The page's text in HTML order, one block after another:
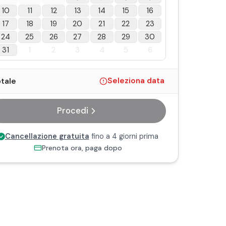
10
11 12 13 14 15
16
17
18 19 20 21 22
23
24
25 26 27 28 29
30
31
1 2 3 4 5 6
Seleziona data
Procedi
Cancellazione gratuita fino a 4 giorni prima
Prenota ora, paga dopo